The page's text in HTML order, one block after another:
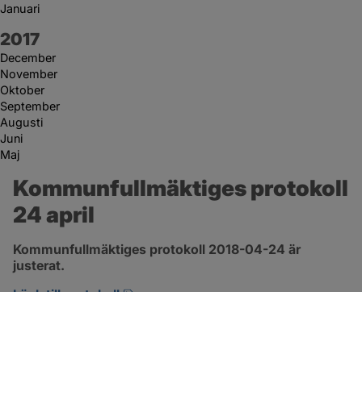
Januari
År:
2017
December
November
Oktober
September
Augusti
Juni
Maj
Kommunfullmäktiges protokoll
24 april
Kommunfullmäktiges protokoll 2018-04-24 är
justerat.
Länk till protokoll
pdf, 2.9 MB, öppnas i nytt fönster.